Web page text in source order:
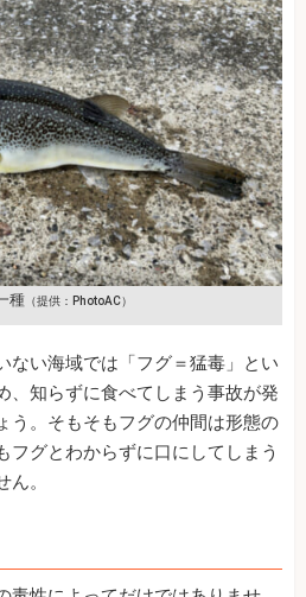
種 （提供：PhotoAC）
ない海域では「フグ＝猛毒」とい
、知らずに食べてしまう事故が発
う。そもそもフグの仲間は形態の
フグとわからずに口にしてしまう
。